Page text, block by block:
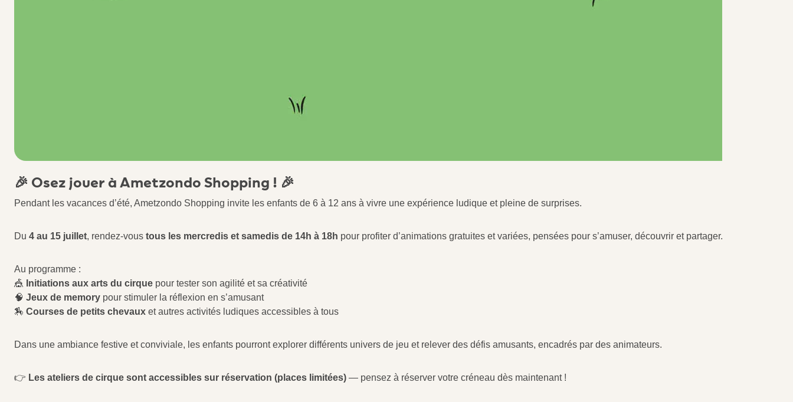
🎉 Osez jouer à Ametzondo Shopping ! 🎉
Pendant les vacances d’été, Ametzondo Shopping invite les enfants de 6 à 12 ans à vivre une expérience ludique et pleine de surprises.
Du 4 au 15 juillet, rendez-vous tous les mercredis et samedis de 14h à 18h pour profiter d’animations gratuites et variées, pensées pour s’amuser, découvrir et partager.
Au programme :
🎪
Initiations aux arts du cirque pour tester son agilité et sa créativité
🧠 Jeux de memory pour stimuler la réflexion en s’amusant
🏇 Courses de petits chevaux et autres activités ludiques accessibles à tous
Dans une ambiance festive et conviviale, les enfants pourront explorer différents univers de jeu et relever des défis amusants, encadrés par des animateurs.
👉 Les ateliers de cirque sont accessibles sur réservation (places limitées) — pensez à réserver votre créneau dès maintenant !